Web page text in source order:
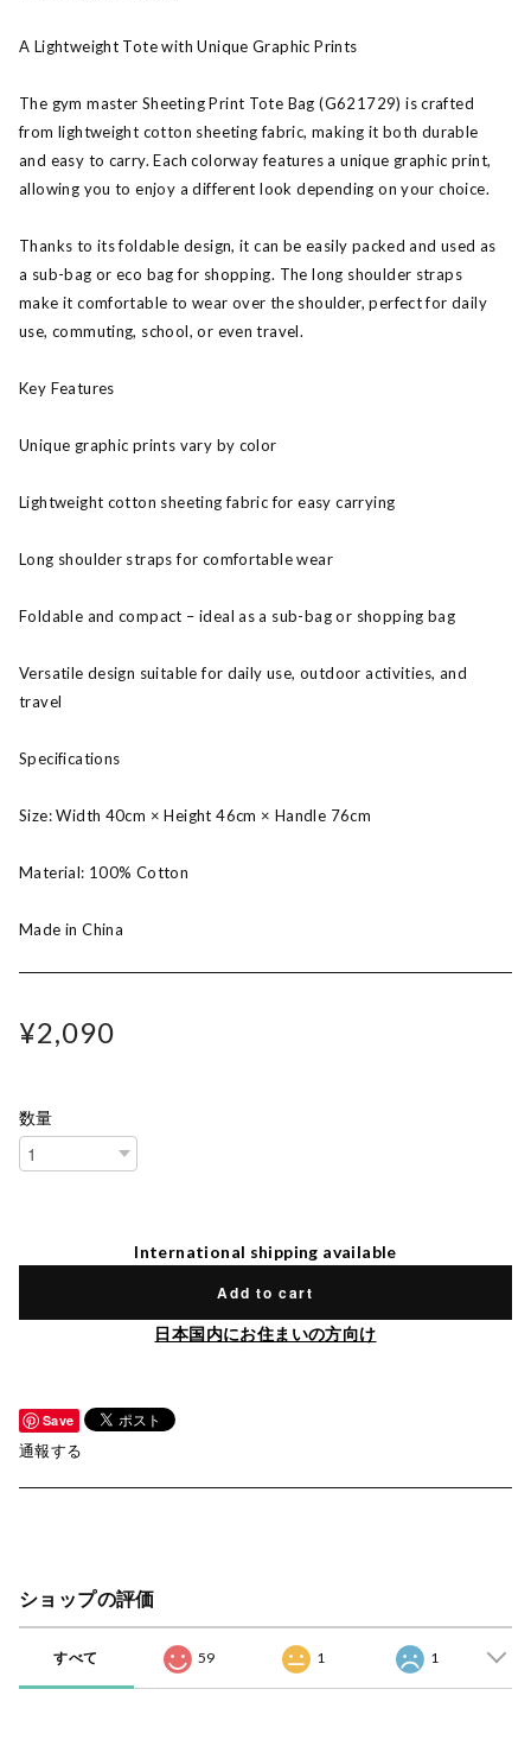
A Lightweight Tote with Unique Graphic Prints
The gym master Sheeting Print Tote Bag (G621729) is crafted
from lightweight cotton sheeting fabric, making it both durable
and easy to carry. Each colorway features a unique graphic print,
allowing you to enjoy a different look depending on your choice.
Thanks to its foldable design, it can be easily packed and used as
a sub-bag or eco bag for shopping. The long shoulder straps
make it comfortable to wear over the shoulder, perfect for daily
use, commuting, school, or even travel.
Key Features
Unique graphic prints vary by color
Lightweight cotton sheeting fabric for easy carrying
Long shoulder straps for comfortable wear
Foldable and compact – ideal as a sub-bag or shopping bag
Versatile design suitable for daily use, outdoor activities, and
travel
Specifications
Size: Width 40cm × Height 46cm × Handle 76cm
Material: 100% Cotton
Made in China
¥2,090
数量
International shipping available
Add to cart
日本国内にお住まいの方向け
Save
通報する
ショップの評価
すべて 59 1 1